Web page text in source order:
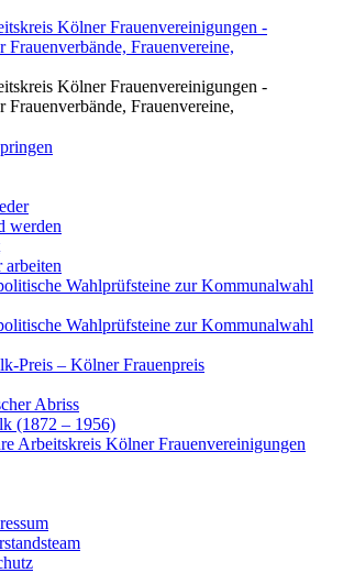
Kölner
Kölner Frauenverbände,
Frauennetzwerke
werden
Wahlprüfsteine zur Kommunalwahl
Wahlprüfsteine zur Kommunalwahl
Preis – Kölner Frauenpreis
Abriss
(1872 – 1956)
Arbeitskreis Kölner Frauenvereinigungen